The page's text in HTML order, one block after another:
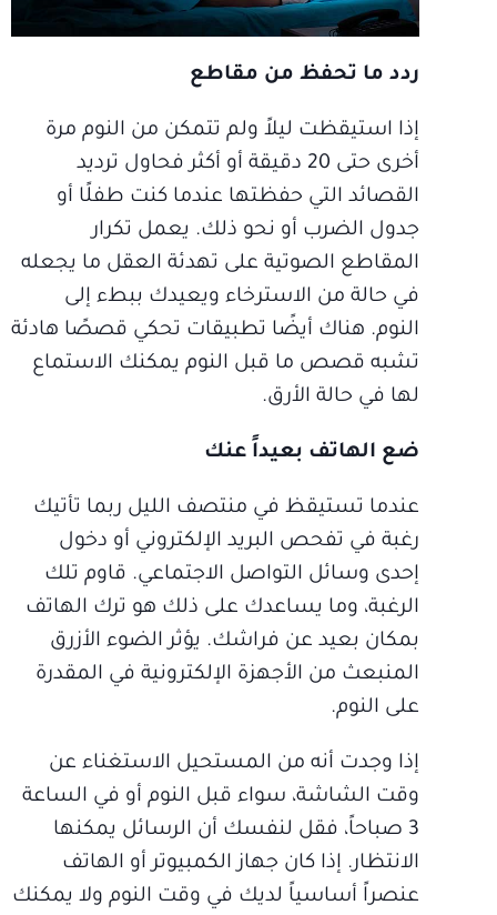
ردد ما تحفظ من مقاطع
إذا استيقظت ليلاً ولم تتمكن من النوم مرة
أخرى حتى 20 دقيقة أو أكثر فحاول ترديد
القصائد التي حفظتها عندما كنت طفلًا أو
جدول الضرب أو نحو ذلك. يعمل تكرار
المقاطع الصوتية على تهدئة العقل ما يجعله
في حالة من الاسترخاء ويعيدك ببطء إلى
النوم. هناك أيضًا تطبيقات تحكي قصصًا هادئة
تشبه قصص ما قبل النوم يمكنك الاستماع
لها في حالة الأرق.
ضع الهاتف بعيداً عنك
عندما تستيقظ في منتصف الليل ربما تأتيك
رغبة في تفحص البريد الإلكتروني أو دخول
إحدى وسائل التواصل الاجتماعي. قاوم تلك
الرغبة، وما يساعدك على ذلك هو ترك الهاتف
بمكان بعيد عن فراشك. يؤثر الضوء الأزرق
المنبعث من الأجهزة الإلكترونية في المقدرة
على النوم.
إذا وجدت أنه من المستحيل الاستغناء عن
وقت الشاشة، سواء قبل النوم أو في الساعة
3 صباحاً، فقل لنفسك أن الرسائل يمكنها
الانتظار. إذا كان جهاز الكمبيوتر أو الهاتف
عنصراً أساسياً لديك في وقت النوم ولا يمكنك